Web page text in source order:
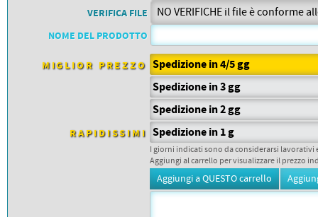
DORSALI TARGHE
NUMERI DA GARA MTB
VERIFICA FILE
NOME DEL PRODOTTO
MIGLIOR PREZZO Spedizione in 4/5 gg
Spedizione in 3 gg
Spedizione in 2 gg
RAPIDISSIMI Spedizione in 1 g
I giorni indicati sono da considerarsi
Aggiungi al carrello per visualizzare il prezzo